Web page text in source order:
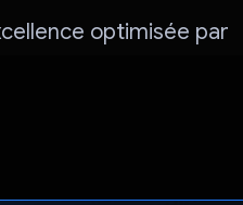
optimisée par